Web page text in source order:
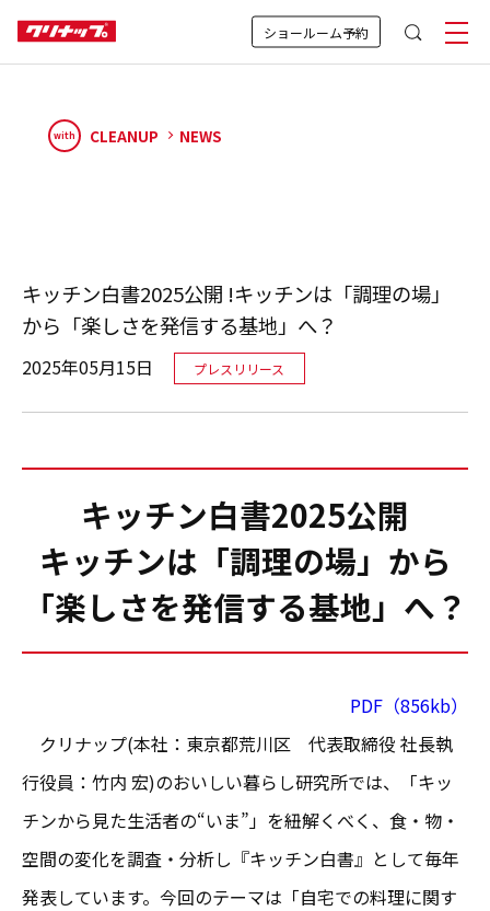
ショールーム予約
with CLEANUP NEWS
キッチン白書2025公開 !キッチンは「調理の場」
から「楽しさを発信する基地」へ？
2025年05月15日 プレスリリース
キッチン白書2025公開
キッチンは「調理の場」から
「楽しさを発信する基地」へ？
PDF（856kb）
クリナップ(本社：東京都荒川区 代表取締役 社長執
行役員：竹内 宏)のおいしい暮らし研究所では、「キッ
チンから見た生活者の“いま”」を紐解くべく、食・物・
空間の変化を調査・分析し『キッチン白書』として毎年
発表しています。今回のテーマは「自宅での料理に関す